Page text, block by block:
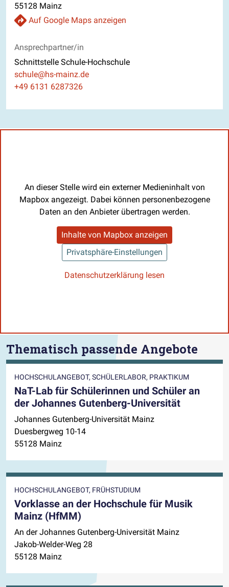
55128 Mainz
Auf Google Maps anzeigen
Ansprechpartner/in
Schnittstelle Schule-Hochschule
E-Mail
schule@hs-mainz.de
Telefon
+49 6131 6287326
An dieser Stelle wird ein externer Medieninhalt von
Mapbox angezeigt. Dabei können personenbezogene
Daten an den Anbieter übertragen werden.
Inhalte von Mapbox anzeigen
Privatsphäre-Einstellungen
Datenschutzerklärung lesen
Thematisch passende Angebote
HOCHSCHULANGEBOT, SCHÜLERLABOR, PRAKTIKUM
NaT-Lab für Schülerinnen und Schüler an
der Johannes Gutenberg-Universität
Johannes Gutenberg-Universität Mainz
Duesbergweg 10-14
55128 Mainz
HOCHSCHULANGEBOT, FRÜHSTUDIUM
Vorklasse an der Hochschule für Musik
Mainz (HfMM)
An der Johannes Gutenberg-Universität Mainz
Jakob-Welder-Weg 28
55128 Mainz